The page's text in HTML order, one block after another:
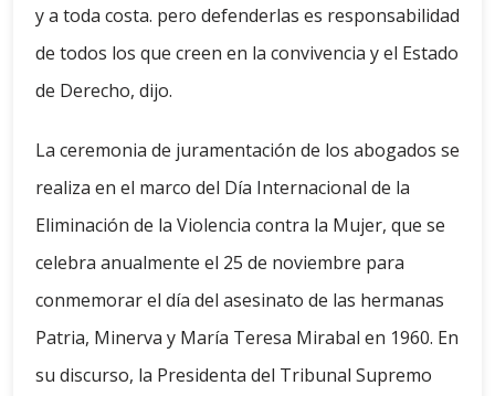
y a toda costa. pero defenderlas es responsabilidad
de todos los que creen en la convivencia y el Estado
de Derecho, dijo.
La ceremonia de juramentación de los abogados se
realiza en el marco del Día Internacional de la
Eliminación de la Violencia contra la Mujer, que se
celebra anualmente el 25 de noviembre para
conmemorar el día del asesinato de las hermanas
Patria, Minerva y María Teresa Mirabal en 1960. En
su discurso, la Presidenta del Tribunal Supremo